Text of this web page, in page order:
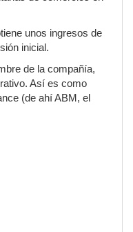
unos ingresos de
inicial.
de la compañía,
Así es como
(de ahí ABM, el